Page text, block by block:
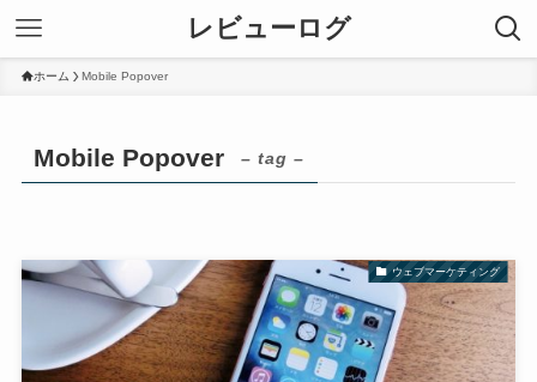
レビューログ
ホーム Mobile Popover
Mobile Popover – tag –
ウェブマーケティング